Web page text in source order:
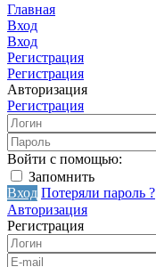
Главная
Вход
Вход
Регистрация
Регистрация
Авторизация
Регистрация
Войти с помощью:
Запомнить
Вход Потеряли пароль ?
Авторизация
Регистрация